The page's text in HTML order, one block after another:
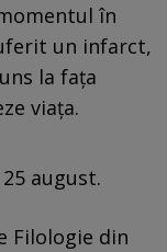
în
un infarct,
la fața
viața.
august.
Filologie din